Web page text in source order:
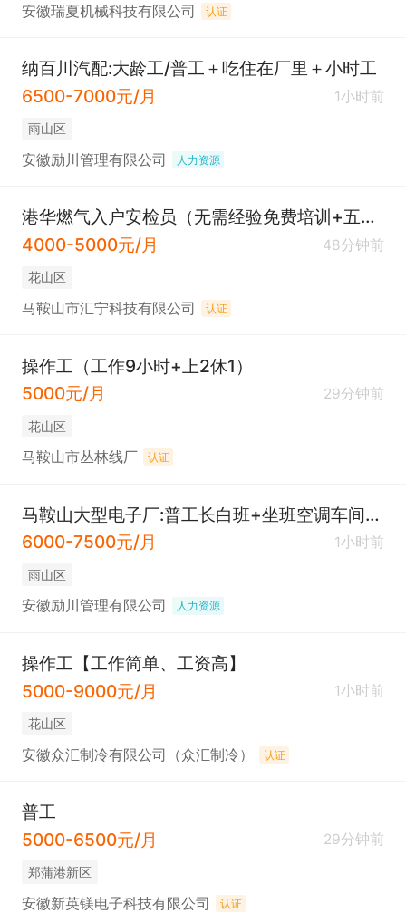
安徽瑞夏机械科技有限公司 认证
纳百川汽配:大龄工/普工＋吃住在厂里＋小时工
6500-7000元/月
1小时前
雨山区
安徽励川管理有限公司 人力资源
港华燃气入户安检员（无需经验免费培训+五险一金+高温费+节日福利）
4000-5000元/月
48分钟前
花山区
马鞍山市汇宁科技有限公司 认证
操作工（工作9小时+上2休1）
5000元/月
29分钟前
花山区
马鞍山市丛林线厂 认证
马鞍山大型电子厂:普工长白班+坐班空调车间+手头活+免费吃住车间干净
6000-7500元/月
1小时前
雨山区
安徽励川管理有限公司 人力资源
操作工【工作简单、工资高】
5000-9000元/月
1小时前
花山区
安徽众汇制冷有限公司（众汇制冷） 认证
普工
5000-6500元/月
29分钟前
郑蒲港新区
安徽新英镁电子科技有限公司 认证